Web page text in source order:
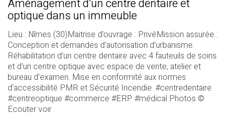
Aménagement d’un centre dentaire et
optique dans un immeuble
Lieu : Nîmes (30)Maitrise d’ouvrage : PrivéMission assurée :
Conception et demandes d’autorisation d’urbanisme.
Réhabilitation d’un centre dentaire avec 4 fauteuils de soins
et d’un centre optique avec espace de vente, atelier et
bureau d’examen. Mise en conformité aux normes
d’accessibilité PMR et Sécurité Incendie. #centredentaire
#centreoptique #commerce #ERP #médical Photos ©
Ecouter voir